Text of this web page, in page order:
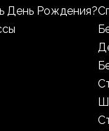
День Рождения?